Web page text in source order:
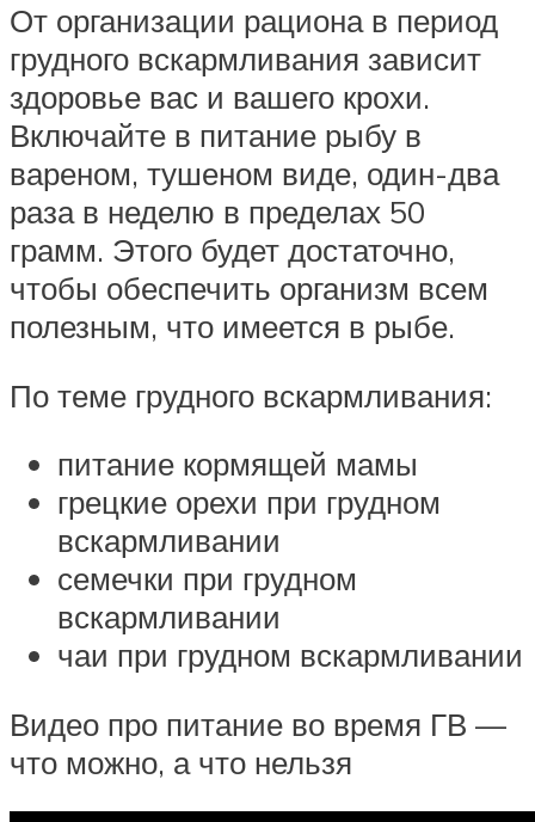
От организации рациона в период
грудного вскармливания зависит
здоровье вас и вашего крохи.
Включайте в питание рыбу в
вареном, тушеном виде, один-два
раза в неделю в пределах 50
грамм. Этого будет достаточно,
чтобы обеспечить организм всем
полезным, что имеется в рыбе.
По теме грудного вскармливания:
питание кормящей мамы
грецкие орехи при грудном
вскармливании
семечки при грудном
вскармливании
чаи при грудном вскармливании
Видео про питание во время ГВ —
что можно, а что нельзя